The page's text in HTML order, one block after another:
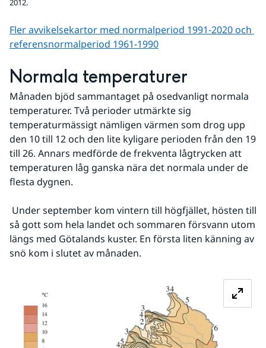
2012.
Fler avvikelsekartor med normalperiod 1991-2020 och
referens­normalperiod 1961-1990
Normala temperaturer
Månaden bjöd sammantaget på osedvanligt normala
temperaturer. Två perioder utmärkte sig
temperaturmässigt nämligen värmen som drog upp
den 10 till 12 och den lite kyligare perioden från den 19
till 26. Annars medförde de frekventa lågtrycken att
temperaturen låg ganska nära det normala under de
flesta dygnen.
så gott som hela landet och sommaren försvann utom
längs med Götalands kuster. En första liten känning av
snö kom i slutet av månaden.